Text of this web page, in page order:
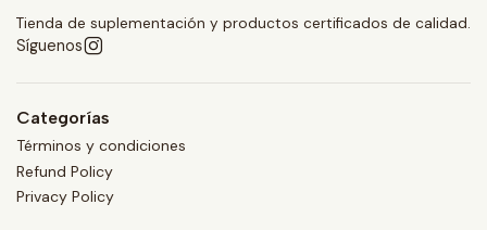
Tienda de suplementación y productos certificados de calidad.
Síguenos
Categorías
Términos y condiciones
Refund Policy
Privacy Policy